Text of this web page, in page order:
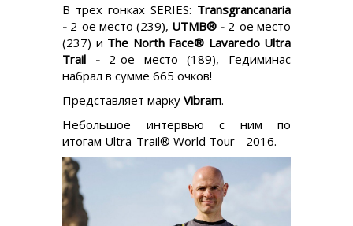
В трех гонках SERIES: Transgrancanaria
- 2-ое место (239), UTMB® - 2-ое место
(237) и The North Face® Lavaredo Ultra
Trail -2-ое место (189), Гедиминас
набрал в сумме 665 очков!
Представляет марку Vibram.
Небольшое интервью с ним по
итогам Ultra-Trail® World Tour - 2016.